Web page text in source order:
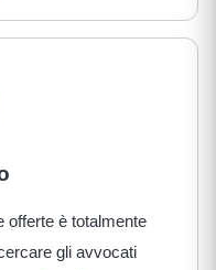
offerte è totalmente
gli avvocati